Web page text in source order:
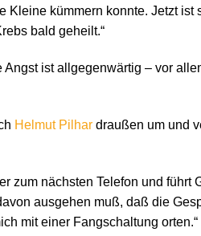
Kleine kümmern konnte. Jetzt ist
bald geheilt.“
ist allgegenwärtig – vor
Helmut Pilhar draußen um und
zum nächsten Telefon und führt
ausgehen muß, daß die
mit einer Fangschaltung orten.“